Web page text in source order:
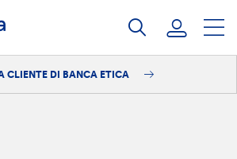
CLIENTE DI BANCA ETICA